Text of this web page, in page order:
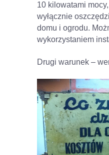
10 kilowatami
wyłącznie
domu i ogrodu.
wykorzystaniem
Drugi warunek –